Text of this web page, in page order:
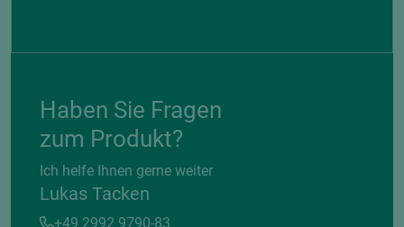
Haben Sie Fragen
zum Produkt?
Ich helfe Ihnen gerne weiter
Lukas Tacken
+49 2992 9790-83